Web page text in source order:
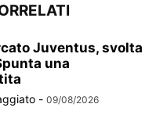
Juventus, svolta
una
- 09/08/2026